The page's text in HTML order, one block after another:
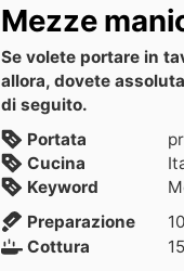
Mezze
Se volete portare in
allora, dovete
di seguito.
Portata
Cucina
Keyword
Preparazione
10
Cottura 15